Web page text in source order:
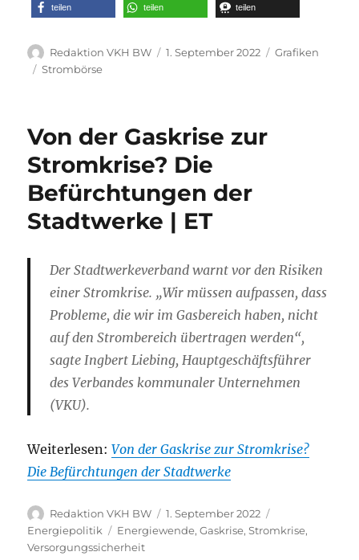
teilen teilen teilen
Autor
Redaktion VKH BW
Veröffentlicht
1. September 2022 Kategorien
Grafiken
Schlagwörter
Strombörse
Von der Gaskrise zur
Stromkrise? Die
Befürchtungen der
Stadtwerke | ET
Der Stadtwerkeverband warnt vor den Risiken
einer Stromkrise. „Wir müssen aufpassen, dass
Probleme, die wir im Gasbereich haben, nicht
auf den Strombereich übertragen werden“,
sagte Ingbert Liebing, Hauptgeschäftsführer
des Verbandes kommunaler Unternehmen
(VKU).
Weiterlesen:Von der Gaskrise zur Stromkrise?
Die Befürchtungen der Stadtwerke
Autor
Redaktion VKH BW
Veröffentlicht
am
1. September 2022
Energiepolitik
Schlagwörter
Energiewende,Gaskrise,Stromkrise,
Versorgungssicherheit